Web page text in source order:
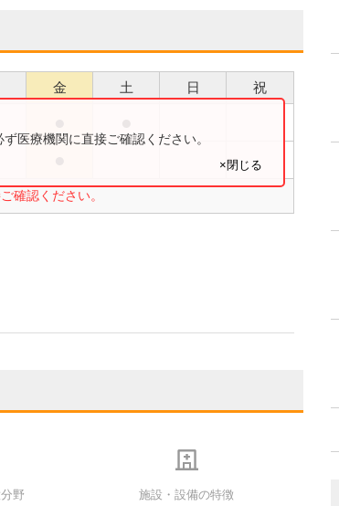
金 土 日 祝
確認ください。
医療機関に直接ご確認ください。
×閉じる
野 施設・設備の特徴